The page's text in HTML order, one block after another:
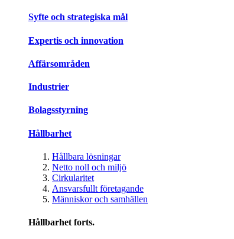
Syfte och strategiska mål
Expertis och innovation
Affärsområden
Industrier
Bolagsstyrning
Hållbarhet
Hållbara lösningar
Netto noll och miljö
Cirkularitet
Ansvarsfullt företagande
Människor och samhällen
Hållbarhet forts.